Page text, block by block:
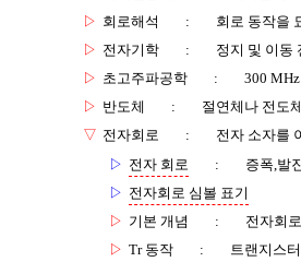
▷ 회로해석 :
회로 동작을
▷ 전자기학 :
정지 및 이동
▷ 초고주파공학 :
300
▷ 반도체 :
절연체나 전도
▽ 전자회로 :
전자 소자를
▷ 전자 회로 :
증폭,발
▷ 전자회로 심볼 표기
▷ 기본 개념 :
전자회
▷ Tr 동작 :
트랜지스